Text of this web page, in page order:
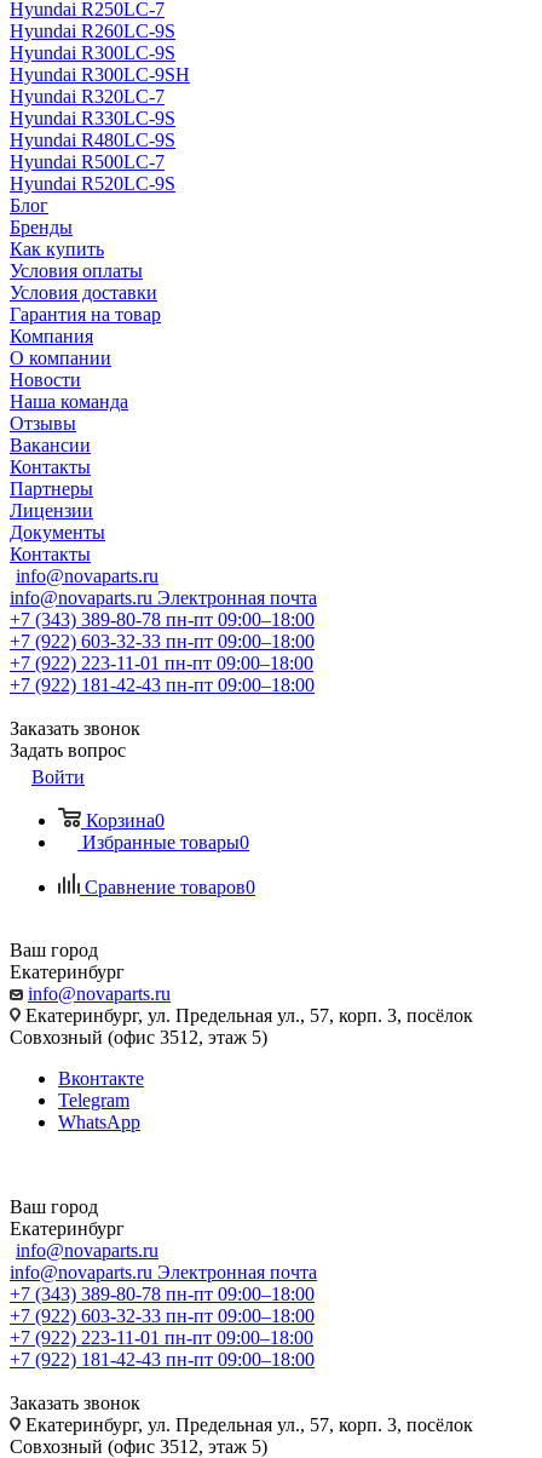
Hyundai R250LC-7
Hyundai R260LC-9S
Hyundai R300LC-9S
Hyundai R300LC-9SH
Hyundai R320LC-7
Hyundai R330LC-9S
Hyundai R480LC-9S
Hyundai R500LC-7
Hyundai R520LC-9S
Блог
Бренды
Как купить
Условия оплаты
Условия доставки
Гарантия на товар
Компания
О компании
Новости
Наша команда
Отзывы
Вакансии
Контакты
Партнеры
Лицензии
Документы
Контакты
info@novaparts.ru
info@novaparts.ru Электронная почта
+7 (343) 389-80-78 пн-пт 09:00–18:00
+7 (922) 603-32-33 пн-пт 09:00–18:00
+7 (922) 223-11-01 пн-пт 09:00–18:00
+7 (922) 181-42-43 пн-пт 09:00–18:00
Заказать звонок
Задать вопрос
Войти
Корзина0
Избранные товары0
Сравнение товаров0
Ваш город
Екатеринбург
info@novaparts.ru
Екатеринбург, ул. Предельная ул., 57, корп. 3, посёлок
Совхозный (офис 3512, этаж 5)
Вконтакте
Telegram
WhatsApp
Ваш город
Екатеринбург
info@novaparts.ru
info@novaparts.ru Электронная почта
+7 (343) 389-80-78 пн-пт 09:00–18:00
+7 (922) 603-32-33 пн-пт 09:00–18:00
+7 (922) 223-11-01 пн-пт 09:00–18:00
+7 (922) 181-42-43 пн-пт 09:00–18:00
Заказать звонок
Екатеринбург, ул. Предельная ул., 57, корп. 3, посёлок
Совхозный (офис 3512, этаж 5)